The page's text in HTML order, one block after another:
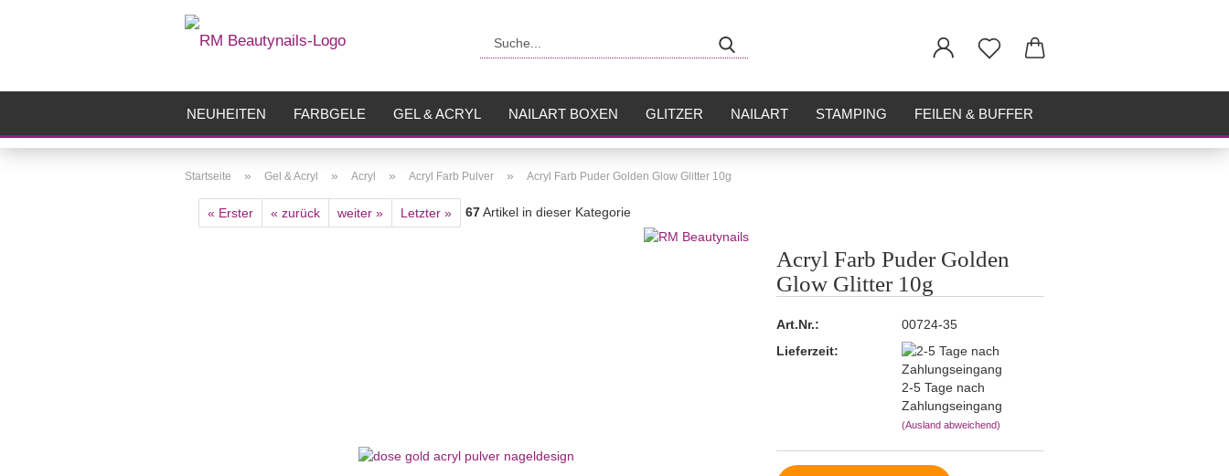
NEUHEITEN FARBGELE GEL & ACRYL NAILART BOXEN GLITZER NAILART STAMPING FEILEN & BUFFER
Startseite » Gel & Acryl » Acryl » Acryl Farb Pulver » Acryl Farb Puder Golden Glow Glitter 10g
« Erster « zurück weiter » Letzter » 67Artikel in dieser Kategorie
Acryl Farb Puder Golden
Glow Glitter 10g
Art.Nr.:
00724-35
Lieferzeit:
2-5 Tage nach
Zahlungseingang
(Ausland abweichend)